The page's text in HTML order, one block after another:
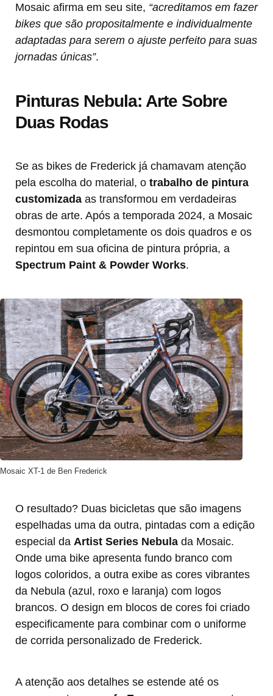
Mosaic afirma em seu site, “acreditamos em fazer
bikes que são propositalmente e individualmente
adaptadas para serem o ajuste perfeito para suas
jornadas únicas”.
Pinturas Nebula: Arte Sobre
Duas Rodas
Se as bikes de Frederick já chamavam atenção
pela escolha do material, o trabalho de pintura
customizada as transformou em verdadeiras
obras de arte. Após a temporada 2024, a Mosaic
desmontou completamente os dois quadros e os
repintou em sua oficina de pintura própria, a
Spectrum Paint & Powder Works.
Mosaic XT-1 de Ben Frederick
O resultado? Duas bicicletas que são imagens
espelhadas uma da outra, pintadas com a edição
especial da Artist Series Nebula da Mosaic.
Onde uma bike apresenta fundo branco com
logos coloridos, a outra exibe as cores vibrantes
da Nebula (azul, roxo e laranja) com logos
brancos. O design em blocos de cores foi criado
especificamente para combinar com o uniforme
de corrida personalizado de Frederick.
A atenção aos detalhes se estende até os